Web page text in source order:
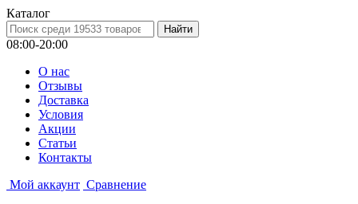
Каталог
08:00-20:00
О нас
Отзывы
Доставка
Условия
Aкции
Статьи
Контакты
Мой аккаунт Сравнение